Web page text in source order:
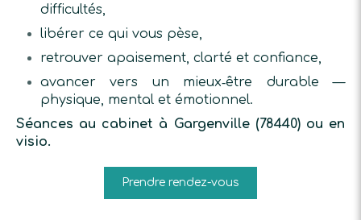
difficultés,
libérer ce qui vous pèse,
retrouver apaisement, clarté et confiance,
avancer vers un mieux‑être durable —
physique, mental et émotionnel.
Séances au cabinet à Gargenville (78440) ou en
visio.
Prendre rendez-vous